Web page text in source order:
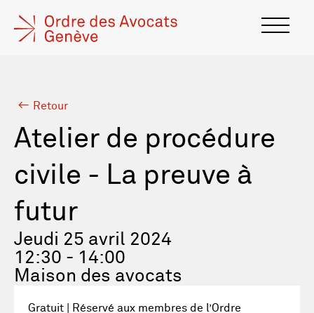
Retour
Atelier de procédure
civile - La preuve à
futur
Jeudi 25 avril 2024
12:30 - 14:00
Maison des avocats
Gratuit | Réservé aux membres de l’Ordre